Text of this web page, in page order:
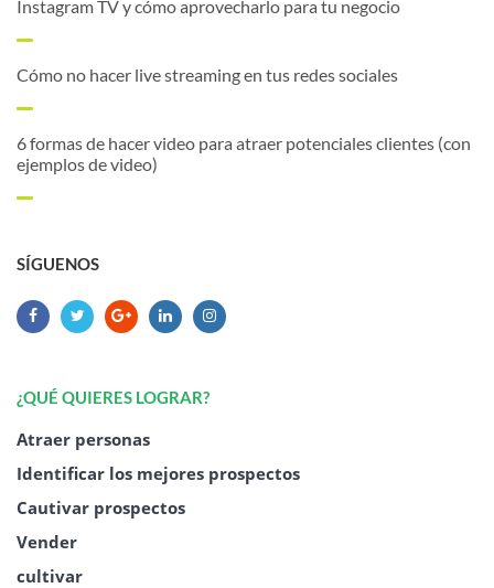
Instagram TV y cómo aprovecharlo para tu negocio
Cómo no hacer live streaming en tus redes sociales
6 formas de hacer video para atraer potenciales clientes (con
ejemplos de video)
SÍGUENOS
¿QUÉ QUIERES LOGRAR?
Atraer personas
Identificar los mejores prospectos
Cautivar prospectos
Vender
cultivar